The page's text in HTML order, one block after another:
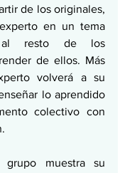
de los originales,
en un tema
al resto de los
de ellos. Más
volverá a su
lo aprendido
colectivo con
grupo muestra su